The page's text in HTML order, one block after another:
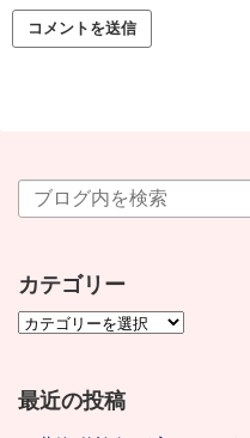
カテゴリー
最近の投稿